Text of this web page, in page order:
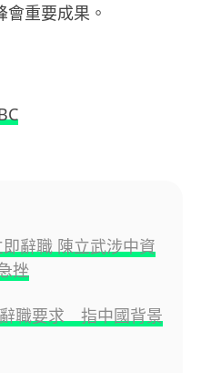
重要成果。
辭職 陳立武涉中資
挫
職要求 指中國背景